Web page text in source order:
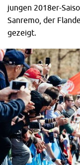
jungen 2018er-
Sanremo, der
gezeigt.